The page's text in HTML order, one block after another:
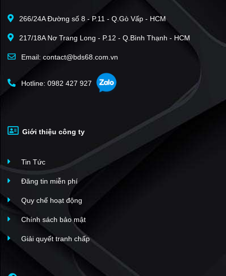
266/24A Đường số 8 - P.11 - Q.Gò Vấp - HCM
217/18A Nơ Trang Long - P.12 - Q.Bình Thạnh - HCM
Email: contact@bds68.com.vn
Hotline: 0982 427 927
Giới thiệu công ty
Tin Tức
Đăng tin miễn phí
Quy chế hoạt động
Chính sách bảo mật
Giải quyết tranh chấp